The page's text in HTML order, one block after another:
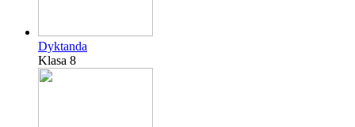
Dyktanda
Klasa 8